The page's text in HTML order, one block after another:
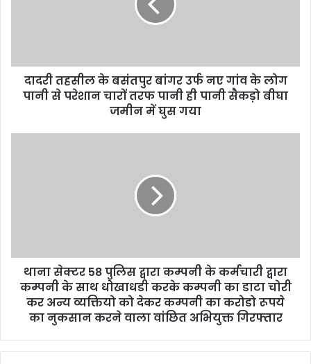
दादरी तहसील के बसंतपुर बांगर उर्फ नए गांव के लोग
पानी से परेशान चारों तरफ पानी ही पानी सैकड़ो बीघा
जमीन में घुस गया
थाना सेक्टर 58 पुलिस द्वारा कम्पनी के कर्मचारी द्वारा
कम्पनी के साथ धोखाधडी करके कम्पनी का डाटा चोरी
कर अन्य व्यक्तियो को देकर कम्पनी का करोडो रूपये
का नुकसान करने वाला वांछित अभियुक्त गिरफ्तार